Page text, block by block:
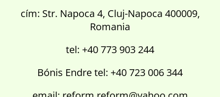
cím: Str. Napoca 4, Cluj-Napoca 400009,
Romania
tel: +40 773 903 244
Bónis Endre tel: +40 723 006 344